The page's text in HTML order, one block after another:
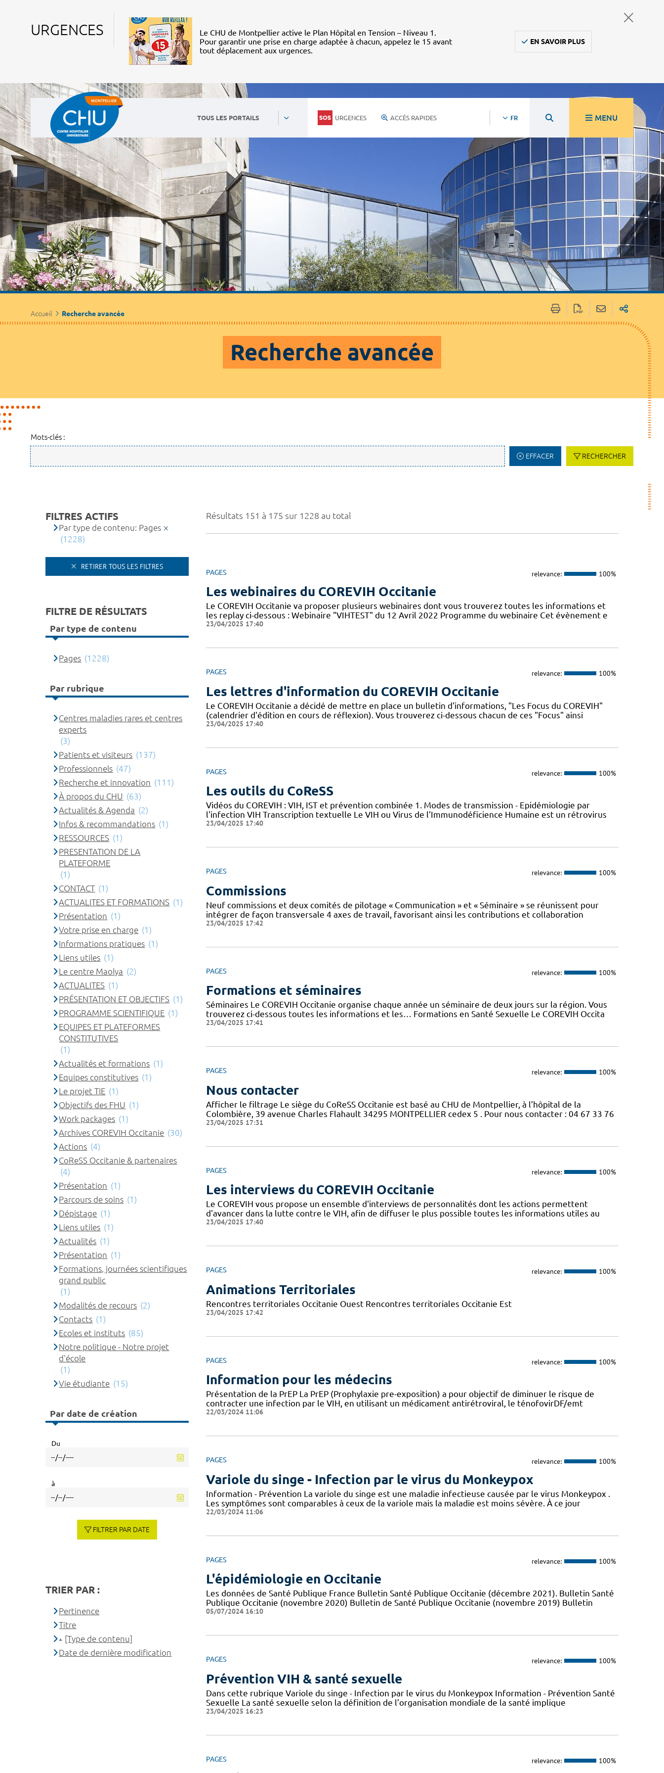
URGENCES
Le CHU de Montpellier active le Plan Hôpital en Tension – Niveau 1.
Pour garantir une prise en charge adaptée à chacun, appelez le 15 avant
tout déplacement aux urgences.
EN SAVOIR PLUS
TOUS LES PORTAILS URGENCES ACCÈS RAPIDES FR MENU
Accueil Recherche avancée
Recherche avancée
Mots-clés :
EFFACER RECHERCHER
Résultats 151 à 175 sur 1228 au total
PAGES relevance: 100%
Les webinaires du COREVIH Occitanie
Le COREVIH Occitanie va proposer plusieurs webinaires dont vous trouverez toutes les informations et
les replay ci-dessous : Webinaire "VIHTEST" du 12 Avril 2022 Programme du webinaire Cet évènement e
23/04/2025 17:40
PAGES relevance: 100%
Les lettres d'information du COREVIH Occitanie
Le COREVIH Occitanie a décidé de mettre en place un bulletin d'informations, "Les Focus du COREVIH"
(calendrier d'édition en cours de réflexion). Vous trouverez ci-dessous chacun de ces "Focus" ainsi
23/04/2025 17:40
PAGES relevance: 100%
Les outils du CoReSS
Vidéos du COREVIH : VIH, IST et prévention combinée 1. Modes de transmission - Epidémiologie par
l'infection VIH Transcription textuelle Le VIH ou Virus de l’Immunodéficience Humaine est un rétrovirus
23/04/2025 17:40
PAGES relevance: 100%
Commissions
Neuf commissions et deux comités de pilotage « Communication » et « Séminaire » se réunissent pour
intégrer de façon transversale 4 axes de travail, favorisant ainsi les contributions et collaboration
23/04/2025 17:42
PAGES relevance: 100%
Formations et séminaires
Séminaires Le COREVIH Occitanie organise chaque année un séminaire de deux jours sur la région. Vous
trouverez ci-dessous toutes les informations et les… Formations en Santé Sexuelle Le COREVIH Occita
23/04/2025 17:41
PAGES relevance: 100%
Nous contacter
Afficher le filtrage Le siège du CoReSS Occitanie est basé au CHU de Montpellier, à l’hôpital de la
Colombière, 39 avenue Charles Flahault 34295 MONTPELLIER cedex 5 . Pour nous contacter : 04 67 33 76
23/04/2025 17:31
PAGES relevance: 100%
Les interviews du COREVIH Occitanie
Le COREVIH vous propose un ensemble d'interviews de personnalités dont les actions permettent
d'avancer dans la lutte contre le VIH, afin de diffuser le plus possible toutes les informations utiles au
23/04/2025 17:40
PAGES relevance: 100%
Animations Territoriales
Rencontres territoriales Occitanie Ouest Rencontres territoriales Occitanie Est
23/04/2025 17:42
PAGES relevance: 100%
Information pour les médecins
Présentation de la PrEP La PrEP (Prophylaxie pre-exposition) a pour objectif de diminuer le risque de
contracter une infection par le VIH, en utilisant un médicament antirétroviral, le ténofovirDF/emt
22/03/2024 11:06
PAGES relevance: 100%
Variole du singe - Infection par le virus du Monkeypox
Information - Prévention La variole du singe est une maladie infectieuse causée par le virus Monkeypox .
Les symptômes sont comparables à ceux de la variole mais la maladie est moins sévère. À ce jour
22/03/2024 11:06
PAGES relevance: 100%
L'épidémiologie en Occitanie
Les données de Santé Publique France Bulletin Santé Publique Occitanie (décembre 2021). Bulletin Santé
Publique Occitanie (novembre 2020) Bulletin de Santé Publique Occitanie (novembre 2019) Bulletin
05/07/2024 16:10
PAGES relevance: 100%
Prévention VIH & santé sexuelle
Dans cette rubrique Variole du singe - Infection par le virus du Monkeypox Information - Prévention Santé
Sexuelle La santé sexuelle selon la définition de l’organisation mondiale de la santé implique
23/04/2025 16:23
PAGES relevance: 100%
FILTRES ACTIFS
Par type de contenu: Pages
(1228)
RETIRER TOUS LES FILTRES
FILTRE DE RÉSULTATS
Par type de contenu
Pages (1228)
Par rubrique
Centres maladies rares et centres
experts
(3)
Patients et visiteurs (137)
Professionnels (47)
Recherche et innovation (111)
À propos du CHU (63)
Actualités & Agenda (2)
Infos & recommandations (1)
RESSOURCES (1)
PRESENTATION DE LA
PLATEFORME
(1)
CONTACT (1)
ACTUALITES ET FORMATIONS (1)
Présentation (1)
Votre prise en charge (1)
Informations pratiques (1)
Liens utiles (1)
Le centre Maolya (2)
ACTUALITES (1)
PRÉSENTATION ET OBJECTIFS (1)
PROGRAMME SCIENTIFIQUE (1)
EQUIPES ET PLATEFORMES
CONSTITUTIVES
(1)
Actualités et formations (1)
Equipes constitutives (1)
Le projet TIE (1)
Objectifs des FHU (1)
Work packages (1)
Archives COREVIH Occitanie (30)
Actions (4)
CoReSS Occitanie & partenaires
(4)
Présentation (1)
Parcours de soins (1)
Dépistage (1)
Liens utiles (1)
Actualités (1)
Présentation (1)
Formations, journées scientifiques
grand public
(1)
Modalités de recours (2)
Contacts (1)
Ecoles et instituts (85)
Notre politique - Notre projet
d'école
(1)
Vie étudiante (15)
Par date de création
Du
à
FILTRER PAR DATE
TRIER PAR :
Pertinence
Titre
[Type de contenu]
Date de dernière modification